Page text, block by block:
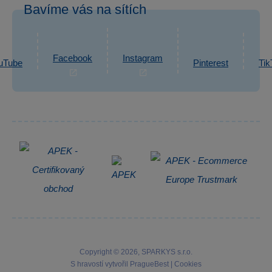
Reklamace
Informace o zpracování osobních údajů
eshop@sparkys.cz
Napsat zprávu
Bavíme vás na sítích
Facebook Instagram Pinterest
Copyright © 2026, SPARKYS s.r.o.
S hravostí vytvořil
PragueBest Cookies